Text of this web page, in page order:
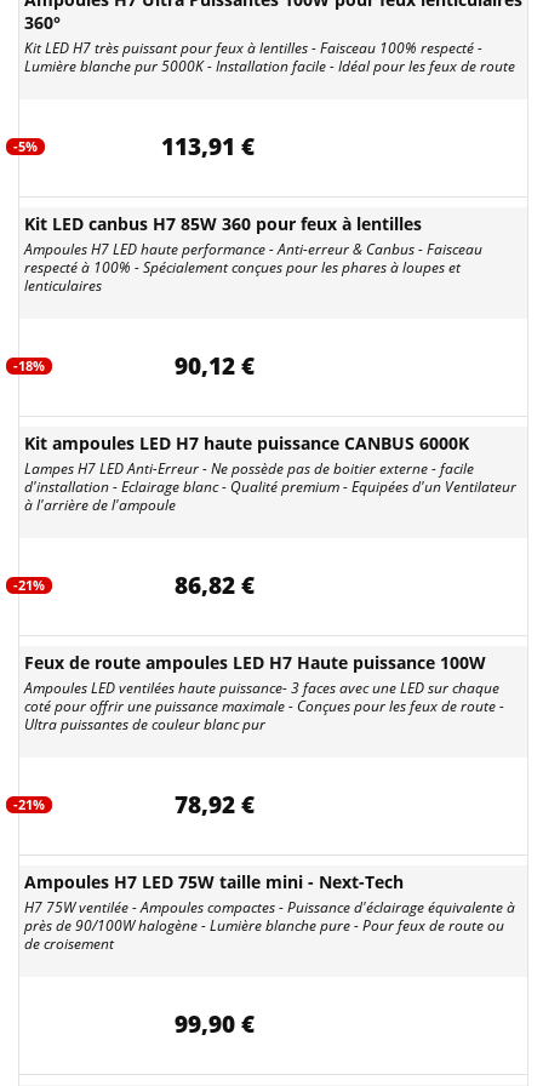
360°
Kit LED H7 très puissant pour feux à lentilles - Faisceau 100% respecté -
Lumière blanche pur 5000K - Installation facile - Idéal pour les feux de route
-5% 113,91 €
Kit LED canbus H7 85W 360 pour feux à lentilles
Ampoules H7 LED haute performance - Anti-erreur & Canbus - Faisceau
respecté à 100% - Spécialement conçues pour les phares à loupes et
lenticulaires
-18% 90,12 €
Kit ampoules LED H7 haute puissance CANBUS 6000K
Lampes H7 LED Anti-Erreur - Ne possède pas de boitier externe - facile
d'installation - Eclairage blanc - Qualité premium - Equipées d'un Ventilateur
à l'arrière de l'ampoule
-21% 86,82 €
Feux de route ampoules LED H7 Haute puissance 100W
Ampoules LED ventilées haute puissance- 3 faces avec une LED sur chaque
coté pour offrir une puissance maximale - Conçues pour les feux de route -
Ultra puissantes de couleur blanc pur
-21% 78,92 €
Ampoules H7 LED 75W taille mini - Next-Tech
H7 75W ventilée - Ampoules compactes - Puissance d'éclairage équivalente à
près de 90/100W halogène - Lumière blanche pure - Pour feux de route ou
de croisement
99,90 €